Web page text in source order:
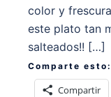
color y
este plato tan
salteados!! […]
Comparte esto:
Compartir